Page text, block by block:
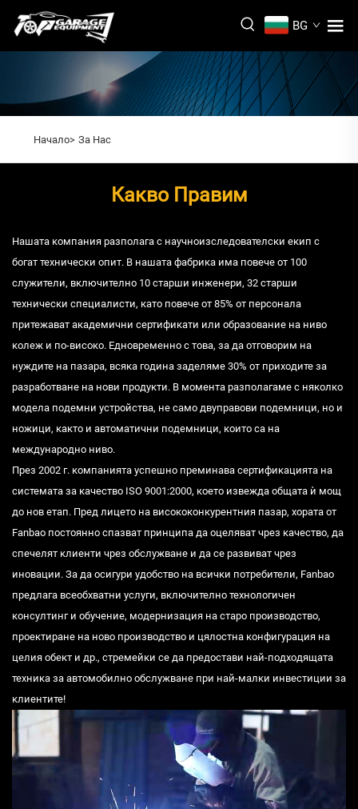
BG
Начало> За Нас
Какво Правим
Нашата компания разполага с научноизследователски екип с
богат технически опит. В нашата фабрика има повече от 100
служители, включително 10 старши инженери, 32 старши
технически специалисти, като повече от 85% от персонала
притежават академични сертификати или образование на ниво
колеж и по-високо. Едновременно с това, за да отговорим на
нуждите на пазара, всяка година заделяме 30% от приходите за
разработване на нови продукти. В момента разполагаме с няколко
модела подемни устройства, не само двуправови подемници, но и
ножици, както и автоматични подемници, които са на
международно ниво.
През 2002 г. компанията успешно преминава сертификацията на
системата за качество ISO 9001:2000, което извежда общата ѝ мощ
до нов етап. Пред лицето на висококонкурентния пазар, хората от
Fanbao постоянно спазват принципа да оцеляват чрез качество, да
спечелят клиенти чрез обслужване и да се развиват чрез
иновации. За да осигури удобство на всички потребители, Fanbao
предлага всеобхватни услуги, включително технологичен
консултинг и обучение, модернизация на старо производство,
проектиране на ново производство и цялостна конфигурация на
целия обект и др., стремейки се да предостави най-подходящата
техника за автомобилно обслужване при най-малки инвестиции за
клиентите!